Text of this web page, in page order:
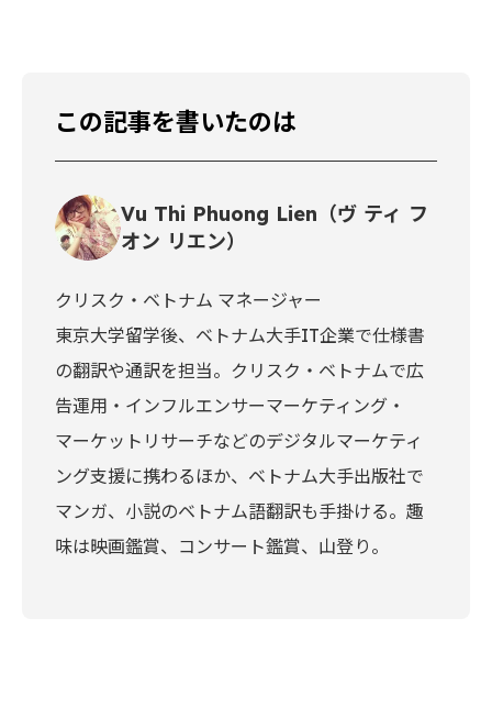
この記事を書いたのは
Vu Thi Phuong Lien（ヴ ティ フ
オン リエン）
クリスク・ベトナム マネージャー
東京大学留学後、ベトナム大手IT企業で仕様書
の翻訳や通訳を担当。クリスク・ベトナムで広
告運用・インフルエンサーマーケティング・
マーケットリサーチなどのデジタルマーケティ
ング支援に携わるほか、ベトナム大手出版社で
マンガ、小説のベトナム語翻訳も手掛ける。趣
味は映画鑑賞、コンサート鑑賞、山登り。